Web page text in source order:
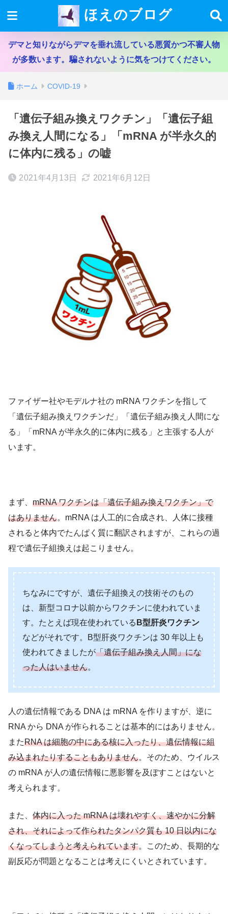
ほえのブログ
デマと知りながらデマを垂れ流している悪質かつ不審人物
が多数います。騙されないように気をつけてください。
ホーム COVID-19
「遺伝子組み換えワクチン」「遺伝子組
み換え人間になる」「mRNA が半永久的
に体内に残る」の嘘
2021年4月13日 2021年6月12日
ファイザー社やモデルナ社の mRNA ワクチンを指して
「遺伝子組み換えワクチンだ」「遺伝子組み換え人間にな
る」「mRNA が半永久的に体内に残る」と主張する人が
います。
まず、 mRNA ワクチンは「遺伝子組み換えワクチン」で
はありません。mRNA は人工的に合成され、人体に接種
されると体内でたんぱく質に翻訳されますが、これらの過
程で遺伝子組換えは起こりません。
ちなみにですが、遺伝子組換えの技術そのもの
は、新型コロナ以前からワクチンに使われていま
す。たとえば現在使われている B型肝炎ワクチン
などがそれです。B型肝炎ワクチンは 30 年以上も
使われてきましたが「遺伝子組み換え人間」にな
った人はいません。
人の遺伝情報である DNA は mRNA を作りますが、逆に
RNA から DNA が作られることは基本的にはありません。
またRNA は細胞の中にある核に入ったり、遺伝情報に組
み込まれたりすることもありません。そのため、ウイルス
の mRNA が人の遺伝情報に悪影響を及ぼすことはないと
考えられます。
また、 体内に入った mRNA は壊れやすく、速やかに分解
され、それによって作られたタンパク質も 10 日以内にな
くなってしまうと考えられています。このため、長期的な
副反応が問題となることは考えにくいとされています。